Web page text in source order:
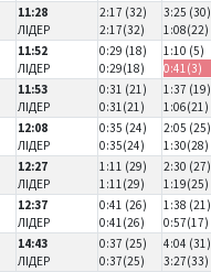
11:28
ЛІДЕР
2:17 (32)
2:17(32)
3:25 (30)
1:08(22)
11:52
ЛІДЕР
0:29 (18)
0:29(18)
1:10 (5)
0:41(3)
11:53
ЛІДЕР
0:31 (21)
0:31(21)
1:37 (19)
1:06(21)
12:08
ЛІДЕР
0:35 (24)
0:35(24)
2:05 (25)
1:30(28)
12:27
ЛІДЕР
1:11 (29)
1:11(29)
2:30 (27)
1:19(25)
12:37
ЛІДЕР
0:41 (26)
0:41(26)
1:38 (21)
0:57(17)
14:43
ЛІДЕР
0:37 (25)
0:37(25)
4:04 (31)
3:27(33)